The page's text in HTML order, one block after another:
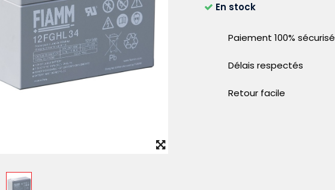
En stock
Paiement 100% sécurisé
Délais respectés
Retour facile